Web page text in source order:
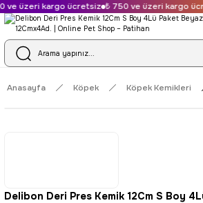
üzeri kargo ücretsiz ₺ 750 ve üzeri kargo
Anasayfa Köpek Köpek Kemikleri
Delibon Deri Pres Kemik 12Cm S Boy